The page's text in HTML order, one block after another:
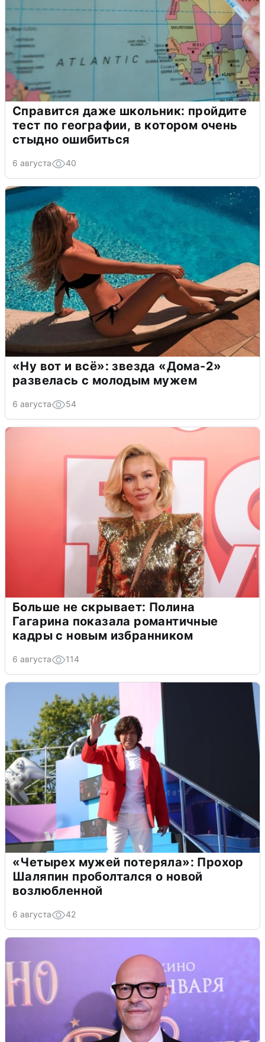
Справится даже школьник: пройдите
тест по географии, в котором очень
стыдно ошибиться
6 августа 40
«Ну вот и всё»: звезда «Дома-2»
развелась с молодым мужем
6 августа 54
Больше не скрывает: Полина
Гагарина показала романтичные
кадры с новым избранником
6 августа 114
«Четырех мужей потеряла»: Прохор
Шаляпин проболтался о новой
возлюбленной
6 августа 42